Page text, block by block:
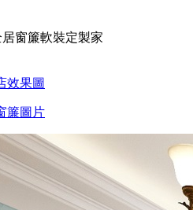
窗簾軟裝定製家
效果圖
簾圖片